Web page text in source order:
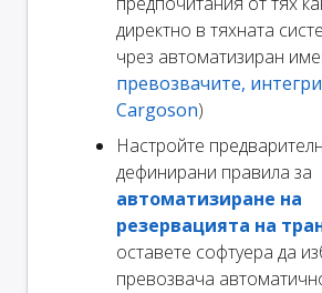
директно в тяхната
чрез автоматизиран
превозвачите,
Cargoson)
Настройте
дефинирани правила за
автоматизиране на
резервацията на
оставете софтуера да
превозвача